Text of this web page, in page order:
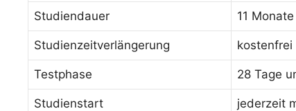
Studiendauer 11 Monate
Studienzeitverlängerung kostenfrei
Testphase 28 Tage
Studienstart jederzeit